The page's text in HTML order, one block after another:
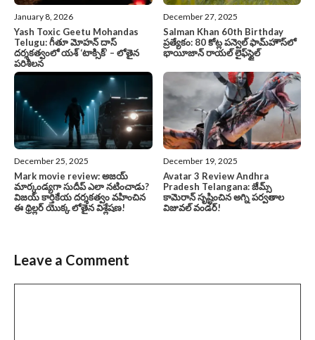
January 8, 2026
Yash Toxic Geetu Mohandas
Telugu: గీతూ మోహన్ దాస్
దర్శకత్వంలో యశ్ ‘టాక్సిక్’ – లోతైన
పరిశీలన
December 27, 2025
Salman Khan 60th Birthday
ప్రత్యేకం: 80 కోట్ల పన్వెల్ ఫామ్‌హౌస్‌లో
భాయీజాన్ రాయల్ లైఫ్‌స్టైల్
December 25, 2025
Mark movie review: అజయ్
మార్కండ్యగా సుదీప్ ఎలా నటించాడు?
విజయ్ కార్తికేయ దర్శకత్వం వహించిన
ఈ థ్రిల్లర్ యొక్క లోతైన విశ్లేషణ!
December 19, 2025
Avatar 3 Review Andhra
Pradesh Telangana: జేమ్స్
కామెరాన్ సృష్టించిన అగ్ని పర్వతాల
విజువల్ వండర్!
Leave a Comment